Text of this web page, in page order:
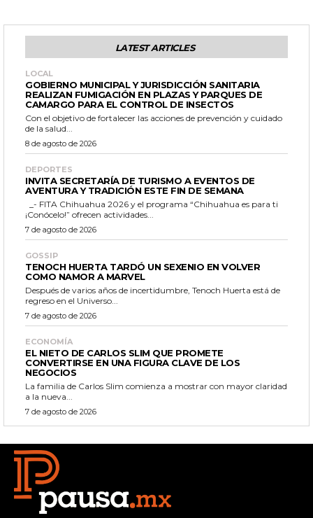
LATEST ARTICLES
LOCAL
GOBIERNO MUNICIPAL Y JURISDICCIÓN SANITARIA
REALIZAN FUMIGACIÓN EN PLAZAS Y PARQUES DE
CAMARGO PARA EL CONTROL DE INSECTOS
Con el objetivo de fortalecer las acciones de prevención y cuidado
de la salud...
8 de agosto de 2026
DEPORTES
INVITA SECRETARÍA DE TURISMO A EVENTOS DE
AVENTURA Y TRADICIÓN ESTE FIN DE SEMANA
¡Conócelo!” ofrecen actividades...
7 de agosto de 2026
GOSSIP
TENOCH HUERTA TARDÓ UN SEXENIO EN VOLVER
COMO NAMOR A MARVEL
Después de varios años de incertidumbre, Tenoch Huerta está de
regreso en el Universo...
7 de agosto de 2026
ECONOMÍA
EL NIETO DE CARLOS SLIM QUE PROMETE
CONVERTIRSE EN UNA FIGURA CLAVE DE LOS
NEGOCIOS
La familia de Carlos Slim comienza a mostrar con mayor claridad
a la nueva...
7 de agosto de 2026